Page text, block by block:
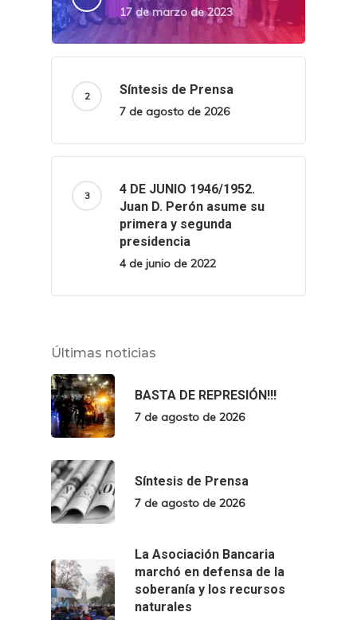
17 de marzo de 2023
Síntesis de Prensa
7 de agosto de 2026
4 DE JUNIO 1946/1952.
Juan D. Perón asume su
primera y segunda
presidencia
4 de junio de 2022
Últimas noticias
BASTA DE REPRESIÓN!!!
7 de agosto de 2026
Síntesis de Prensa
7 de agosto de 2026
La Asociación Bancaria
marchó en defensa de la
soberanía y los recursos
naturales